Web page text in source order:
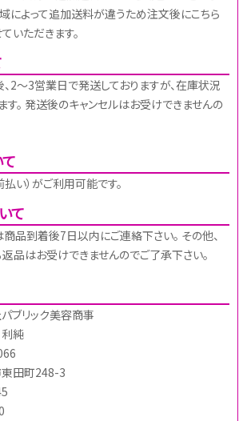
によって追加送料が違うため注文後にこちら
いただきます。
2～3営業日で発送しておりますが、在庫状況
す。 発送後のキャンセルはお受けできませんの
い）がご利用可能です。
て
品到着後7日以内にご連絡下さい。 その他、
品はお受けできませんのでご了承下さい。
ブリック美容商事
純
東田町248-3